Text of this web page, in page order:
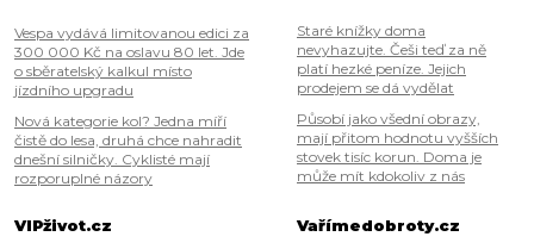
Vespa vydává limitovanou edici za
300 000 Kč na oslavu 80 let. Jde
o sběratelský kalkul místo
jízdního upgradu
Nová kategorie kol? Jedna míří
čistě do lesa, druhá chce nahradit
dnešní silničky. Cyklisté mají
rozporuplné názory
Staré knížky doma
nevyhazujte. Češi teď za ně
platí hezké peníze. Jejich
prodejem se dá vydělat
Působí jako všední obrazy,
mají přitom hodnotu vyšších
stovek tisíc korun. Doma je
může mít kdokoliv z nás
VIPživot.cz
Vařímedobroty.cz